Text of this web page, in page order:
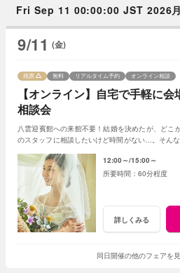
Fri Sep 11 00:00:00 JST 2026
9/11 (金)
【オンライン】自宅で手軽に
相談会
残席 無料 リアルタイム予約 オンライン相談
八雲迎賓館への来館不要！結婚を決めたが、どこ
のスタッフに相談したいけど時間がない…。そん
12:00～ 15:00～
60分程度
詳しくみる
同日開催の他のフェアを